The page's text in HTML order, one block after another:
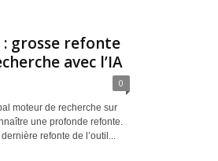
: grosse refonte
avec l’IA
0
moteur de recherche sur
une profonde refonte.
refonte de l’outil...